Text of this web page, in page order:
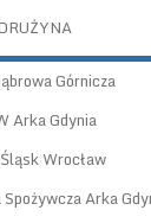
Górnicza
Arka Gdynia
Wrocław
Arka